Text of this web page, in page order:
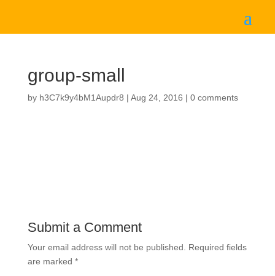
group-small
by h3C7k9y4bM1Aupdr8 | Aug 24, 2016 | 0 comments
Submit a Comment
Your email address will not be published. Required fields
are marked *